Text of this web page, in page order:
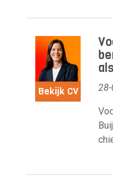
Bekijk CV